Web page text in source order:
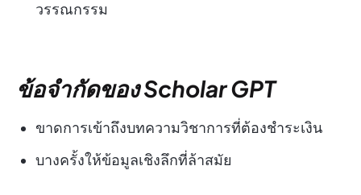
วรรณกรรม
ข้อจำกัดของ Scholar GPT
ขาดการเข้าถึงบทความวิชาการที่ต้องชำระเงิน
บางครั้งให้ข้อมูลเชิงลึกที่ล้าสมัย